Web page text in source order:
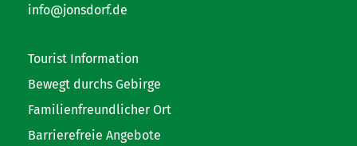
info@jonsdorf.de
Tourist Information
Bewegt durchs Gebirge
Familienfreundlicher Ort
Barrierefreie Angebote